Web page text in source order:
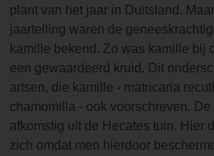
plant van het jaar in Duitsland.
jaartelling waren de
kamille bekend. Zo was kamille bij
een gewaardeerd kruid. Dit
artsen, die kamille - matricaria
chamomilla - ook voorschreven.
afkomstig uit de Hecates tuin. Hier
zich omdat men hierdoor